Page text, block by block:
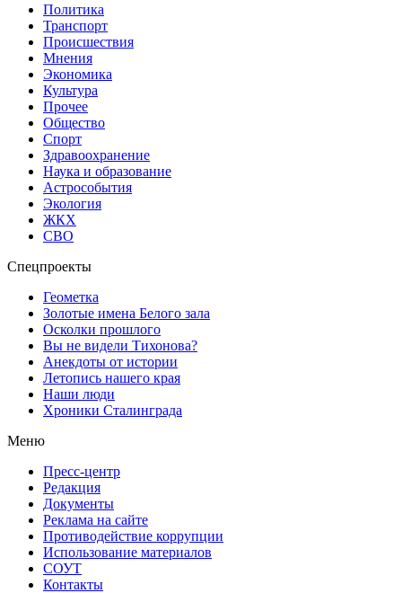
Политика
Транспорт
Происшествия
Мнения
Экономика
Культура
Прочее
Общество
Спорт
Здравоохранение
Наука и образование
Астрособытия
Экология
ЖКХ
СВО
Спецпроекты
Геометка
Золотые имена Белого зала
Осколки прошлого
Вы не видели Тихонова?
Анекдоты от истории
Летопись нашего края
Наши люди
Хроники Сталинграда
Меню
Пресс-центр
Редакция
Документы
Реклама на сайте
Противодействие коррупции
Использование материалов
СОУТ
Контакты